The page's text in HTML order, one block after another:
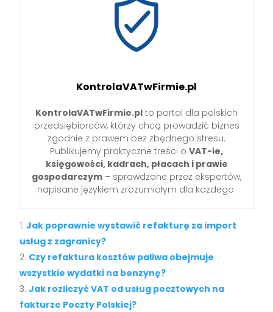
KontrolaVATwFirmie.pl
KontrolaVATwFirmie.pl to portal dla polskich
przedsiębiorców, którzy chcą prowadzić biznes
zgodnie z prawem bez zbędnego stresu.
Publikujemy praktyczne treści o VAT-ie,
księgowości, kadrach, płacach i prawie
gospodarczym – sprawdzone przez ekspertów,
napisane językiem zrozumiałym dla każdego.
Jak poprawnie wystawić refakturę za import
usług z zagranicy?
Czy refaktura kosztów paliwa obejmuje
wszystkie wydatki na benzynę?
Jak rozliczyć VAT od usług pocztowych na
fakturze Poczty Polskiej?